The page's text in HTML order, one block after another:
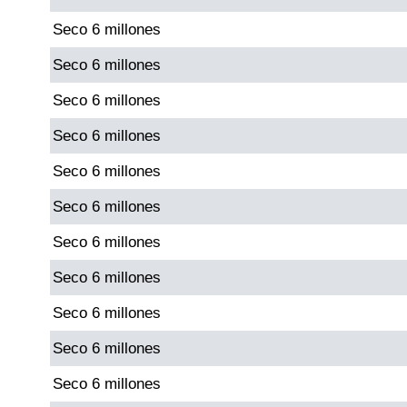
Saman de la suerte
Sinuano Día
Sinuano Noche
Super Chontico Noche
Seco 6 millones
Seco 6 millones
Seco 6 millones
Seco 6 millones
Seco 6 millones
Seco 6 millones
Seco 6 millones
Seco 6 millones
Seco 6 millones
Seco 6 millones
Seco 6 millones